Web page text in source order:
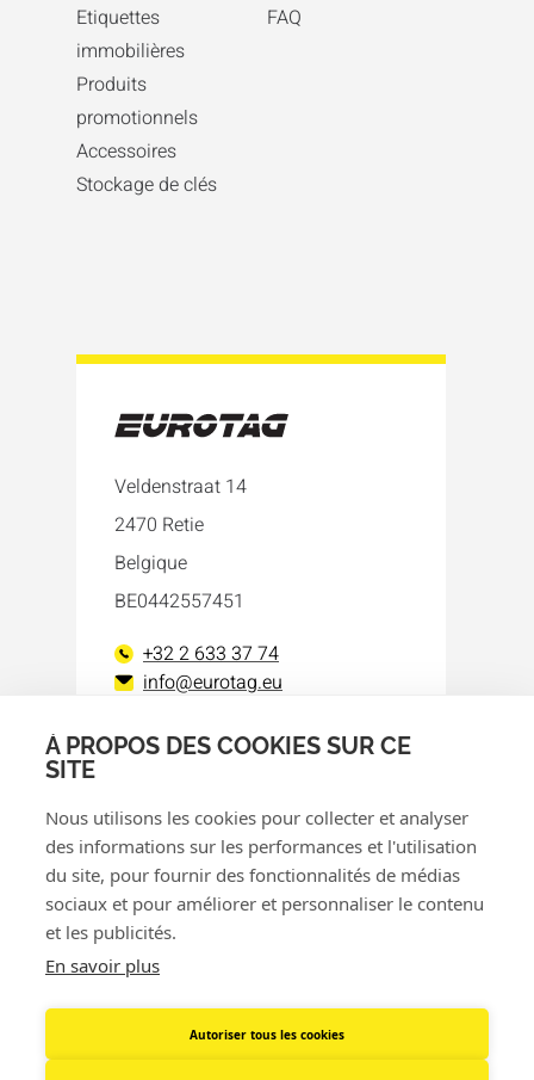
À PROPOS DES COOKIES SUR CE
SITE
Nous utilisons les cookies pour collecter et analyser
des informations sur les performances et l'utilisation
du site, pour fournir des fonctionnalités de médias
sociaux et pour améliorer et personnaliser le contenu
et les publicités.
En savoir plus
Autoriser tous les cookies
Etiquettes
immobilières
Produits
promotionnels
Accessoires
Stockage de clés
FAQ
Veldenstraat 14
2470 Retie
Belgique
BE0442557451
+32 2 633 37 74
info@eurotag.eu
Facebook
LinkedIn
Politique de cookies